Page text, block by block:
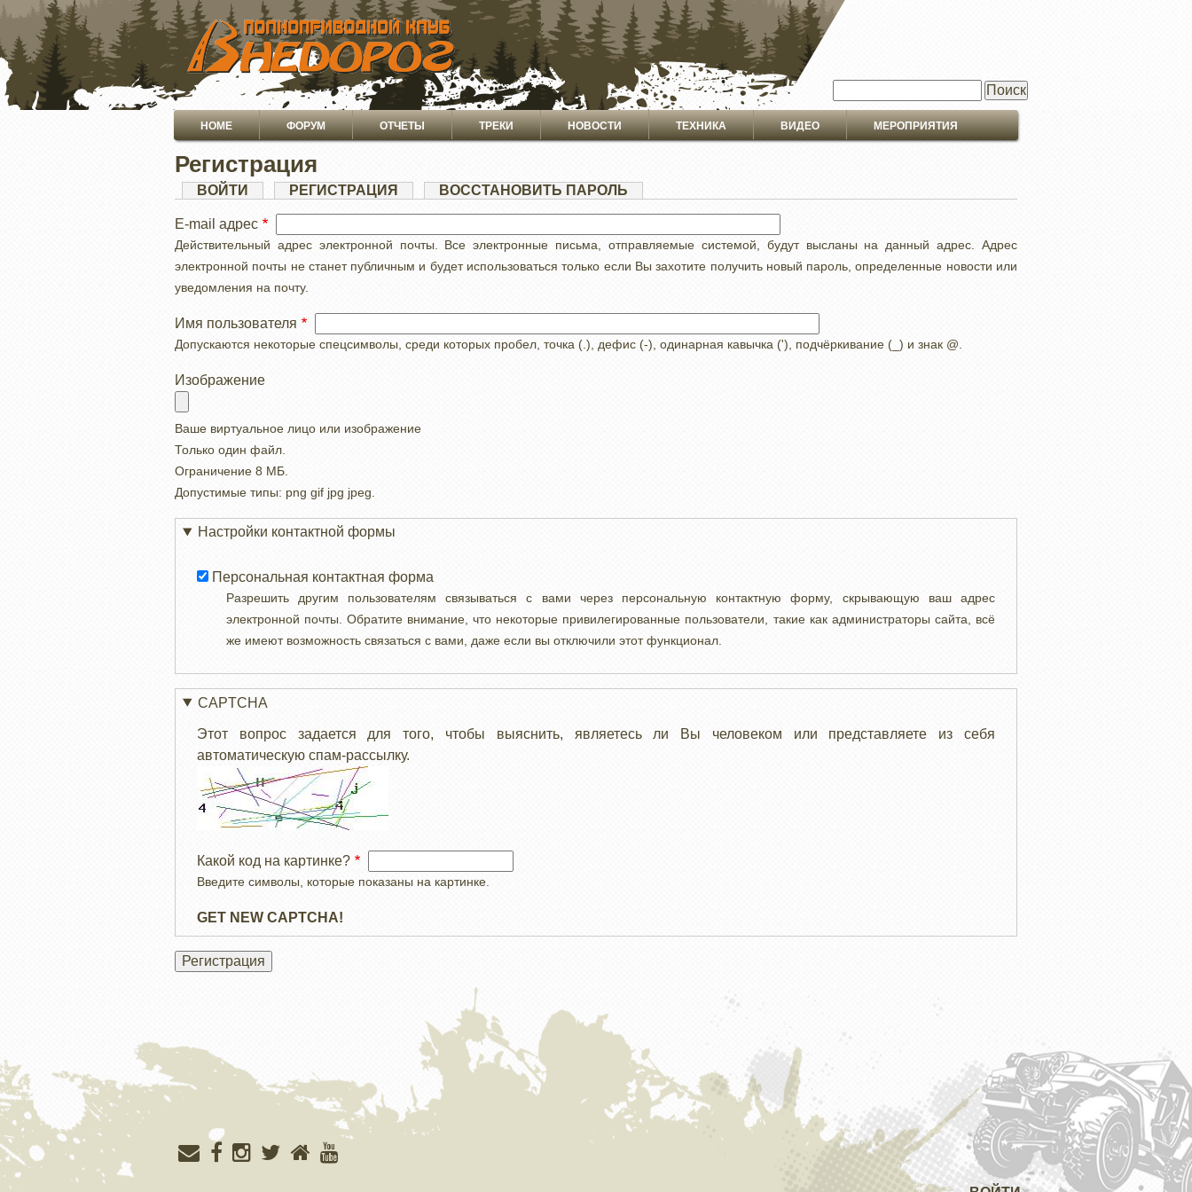
ПЕРЕЙТИ
ОСНОВНОМУ
СОДЕРЖАНИЮ
Основная
навигация
HOME ФОРУМ ОТЧЕТЫ ТРЕКИ НОВОСТИ ТЕХНИКА ВИДЕО МЕРОПРИЯТИЯ
Регистрация
Главные
вкладки
ВОЙТИ РЕГИСТРАЦИЯ
(АКТИВНАЯ
ВОССТАНОВИТЬ ПАРОЛЬ
E-mail адрес
Действительный адрес электронной почты. Все электронные письма, отправляемые системой, будут высланы на данный адрес. Адрес
электронной почты не станет публичным и будет использоваться только если Вы захотите получить новый пароль, определенные новости или
уведомления на почту.
Имя пользователя
Допускаются некоторые спецсимволы, среди которых пробел, точка (.), дефис (-), одинарная кавычка ('), подчёркивание (_) и знак @.
Изображение
Ваше виртуальное лицо или изображение
Только один файл.
Ограничение 8 МБ.
Допустимые типы: png gif jpg jpeg.
Настройки контактной формы
Персональная контактная форма
Разрешить другим пользователям связываться с вами через персональную контактную форму, скрывающую ваш адрес
электронной почты. Обратите внимание, что некоторые привилегированные пользователи, такие как администраторы сайта, всё
же имеют возможность связаться с вами, даже если вы отключили этот функционал.
CAPTCHA
Этот вопрос задается для того, чтобы выяснить, являетесь ли Вы человеком или представляете из себя
автоматическую спам-рассылку.
Какой код на картинке?
Введите символы, которые показаны на картинке.
GET NEW CAPTCHA!